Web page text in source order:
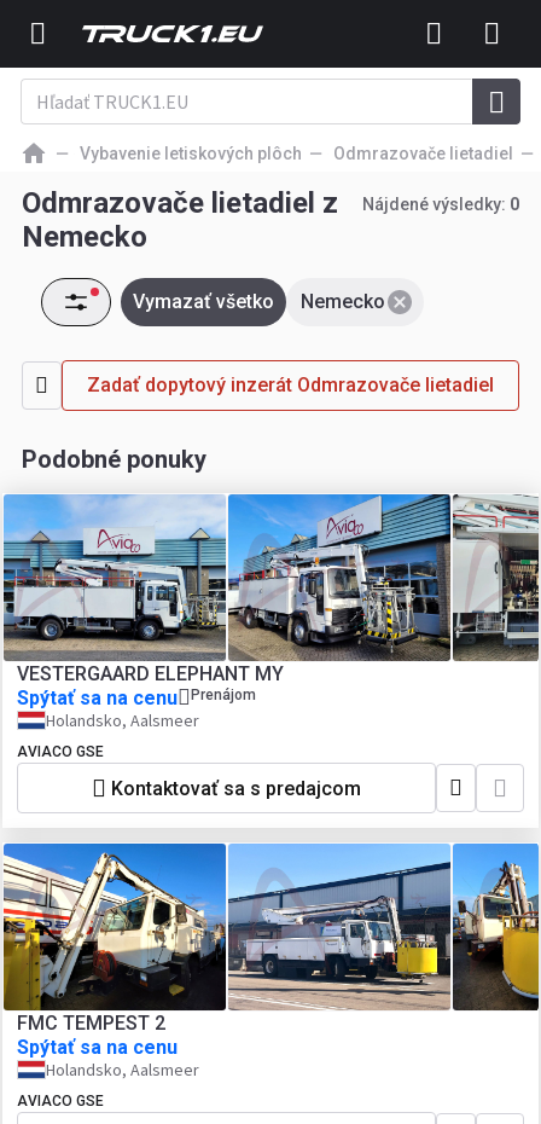
Vybavenie letiskových plôch Odmrazovače lietadiel
Odmrazovače lietadiel z
Nemecko
Nájdené výsledky: 0
Nemecko
Vymazať všetko
Zadať dopytový inzerát Odmrazovače lietadiel
Podobné ponuky
VESTERGAARD ELEPHANT MY
Spýtať sa na cenu
Prenájom
Holandsko, Aalsmeer
AVIACO GSE
Kontaktovať sa s predajcom
FMC TEMPEST 2
Spýtať sa na cenu
Holandsko, Aalsmeer
AVIACO GSE